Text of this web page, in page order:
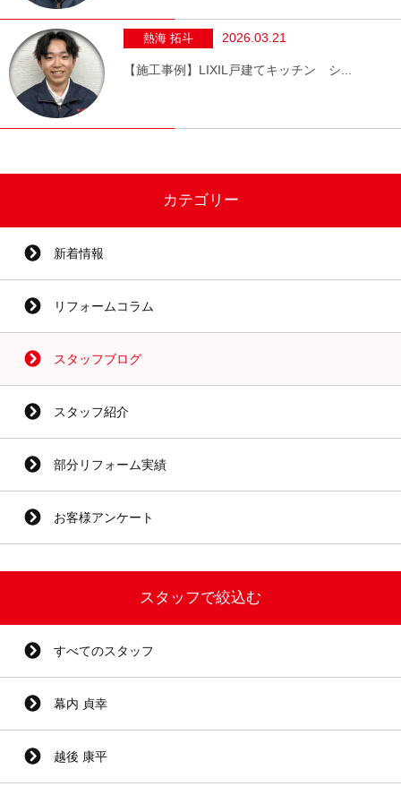
熱海 拓斗 2026.03.21
【施工事例】LIXIL戸建てキッチン シ...
カテゴリー
新着情報
リフォームコラム
スタッフブログ
スタッフ紹介
部分リフォーム実績
お客様アンケート
スタッフで絞込む
すべてのスタッフ
幕内 貞幸
越後 康平